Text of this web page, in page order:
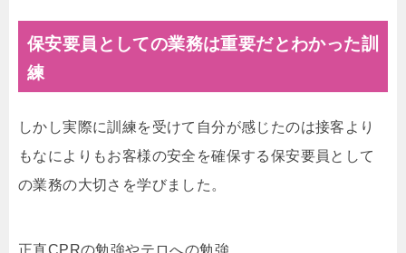
保安要員としての業務は重要だとわかった訓
練
しかし実際に訓練を受けて自分が感じたのは接客より
もなによりもお客様の安全を確保する保安要員として
の業務の大切さを学びました。
正直CPRの勉強やテロへの勉強。